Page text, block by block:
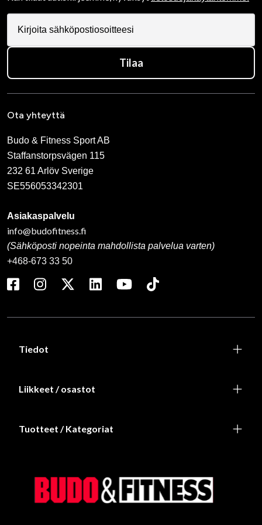
Tilaa
Ota yhteyttä
Budo & Fitness Sport AB
Staffanstorpsvägen 115
232 61 Arlöv Sverige
SE556053342301
Asiakaspalvelu
info@budofitness.fi
(Sähköposti nopeinta mahdollista palvelua varten)
+468-673 33 50
Tiedot
Liikkeet / osastot
Tuotteet / Kategoriat